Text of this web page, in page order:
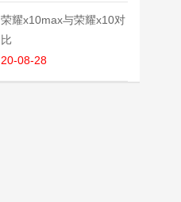
荣耀x10max与荣耀x10对
比
20-08-28